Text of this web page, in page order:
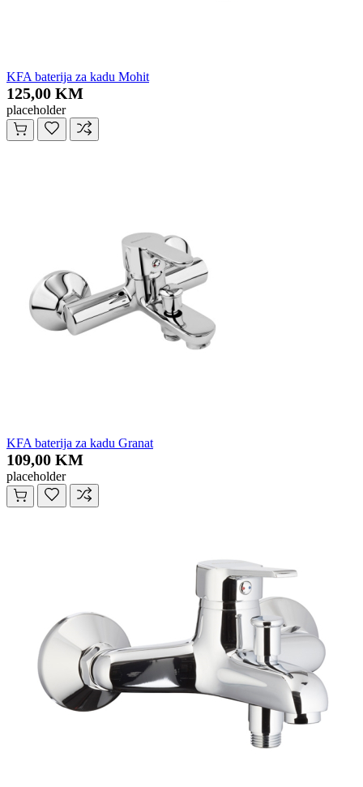
KFA baterija za kadu Mohit
125,00 KM
placeholder
KFA baterija za kadu Granat
109,00 KM
placeholder